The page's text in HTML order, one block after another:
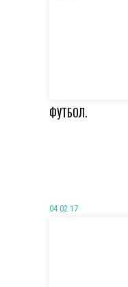
ФУТБОЛ.
04 02 17